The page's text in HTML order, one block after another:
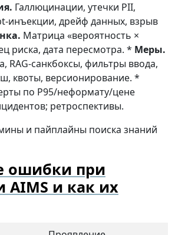
Галлюцинации, утечки PII,
инъекции, дрейф данных, взрыв
Матрица «вероятность ×
риска, дата пересмотра. * Меры.
RAG-санкбоксы, фильтры ввода,
квоты, версионирование. *
по P95/неформату/цене
ретроспективы.
и пайплайны поиска знаний
ошибки при
AIMS и как их